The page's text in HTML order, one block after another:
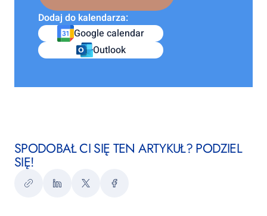
Dodaj do kalendarza:
Google calendar
Outlook
SPODOBAŁ CI SIĘ TEN ARTYKUŁ? PODZIEL
SIĘ!
KopiujLinkedInTwitterFacebook